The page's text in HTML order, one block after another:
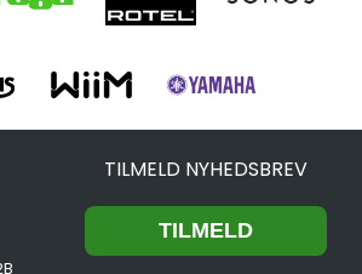
TILMELD NYHEDSBREV